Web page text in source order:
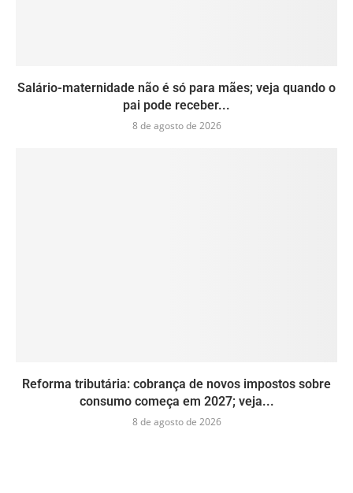
Salário-maternidade não é só para mães; veja quando o
pai pode receber...
8 de agosto de 2026
Reforma tributária: cobrança de novos impostos sobre
consumo começa em 2027; veja...
8 de agosto de 2026